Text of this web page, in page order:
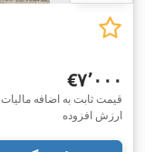
‎€۷٬۰۰۰
ارزش افزوده